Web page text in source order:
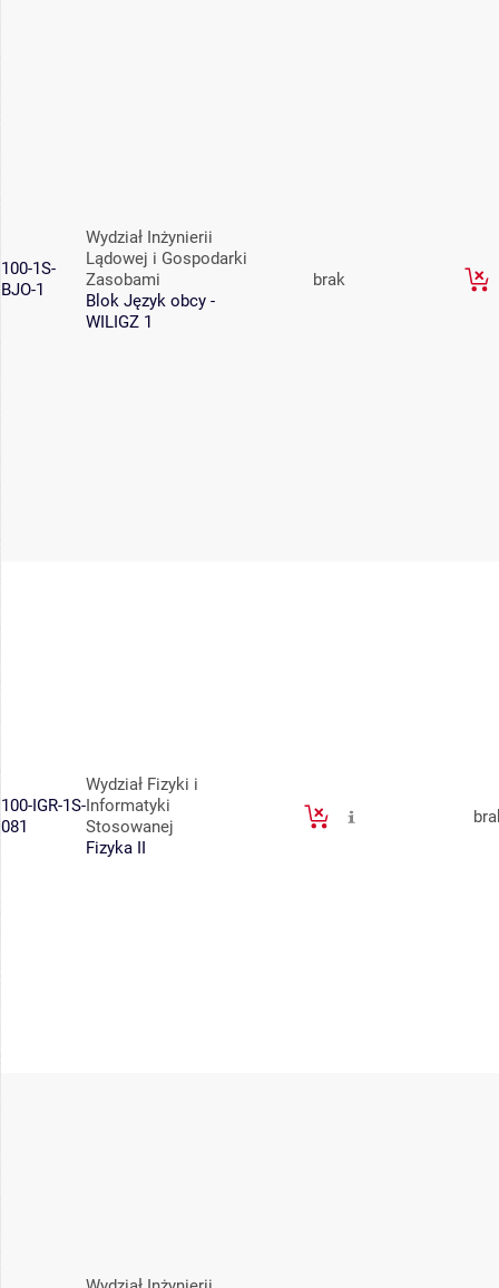
100-1S-
BJO-1
Wydział Inżynierii
Lądowej i Gospodarki
Zasobami
Blok Język obcy -
WILIGZ 1
brak
100-IGR-1S-
081
Wydział Fizyki i
Informatyki
Stosowanej
Fizyka II